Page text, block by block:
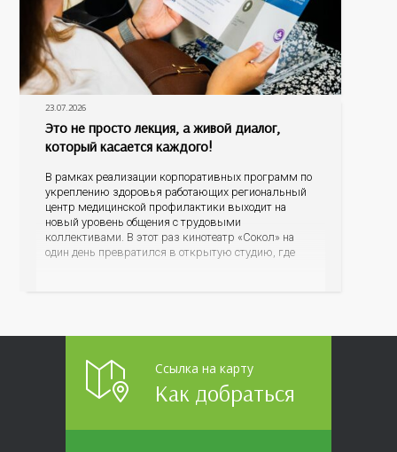
23.07.2026
Это не просто лекция, а живой диалог,
который касается каждого!
В рамках реализации корпоративных программ по
укреплению здоровья работающих региональный
центр медицинской профилактики выходит на
новый уровень общения с трудовыми
коллективами. В этот раз кинотеатр «Сокол» на
один день превратился в открытую студию, где
Ссылка на карту
Как добраться